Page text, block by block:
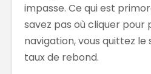
impasse. Ce qui est
savez pas où cliquer pour
navigation, vous quittez
taux de rebond.